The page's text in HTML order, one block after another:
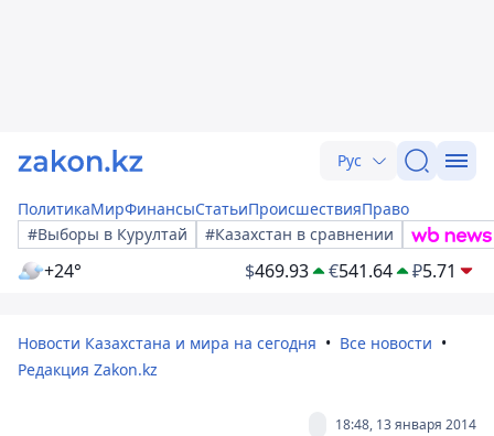
Рус
ПолитикаМирФинансыСтатьиПроисшествияПраво
#Выборы в Курултай
#Казахстан в сравнении
+24° $469.93 €541.64 ₽5.71
Новости Казахстана и мира на сегодня
Все новости
Редакция Zakon.kz
18:48, 13 января 2014